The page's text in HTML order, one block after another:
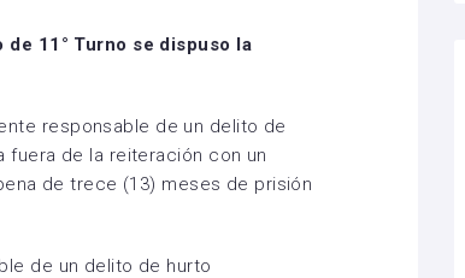
11° Turno se dispuso la
responsable de un delito de
fuera de la reiteración con un
de trece (13) meses de prisión
de un delito de hurto